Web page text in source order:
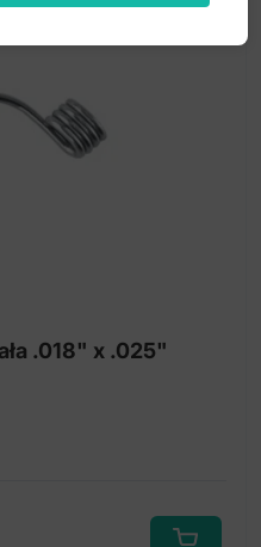
.018" x .025"